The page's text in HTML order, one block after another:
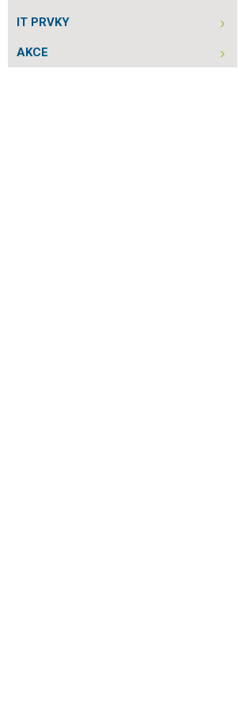
IT PRVKY
AKCE